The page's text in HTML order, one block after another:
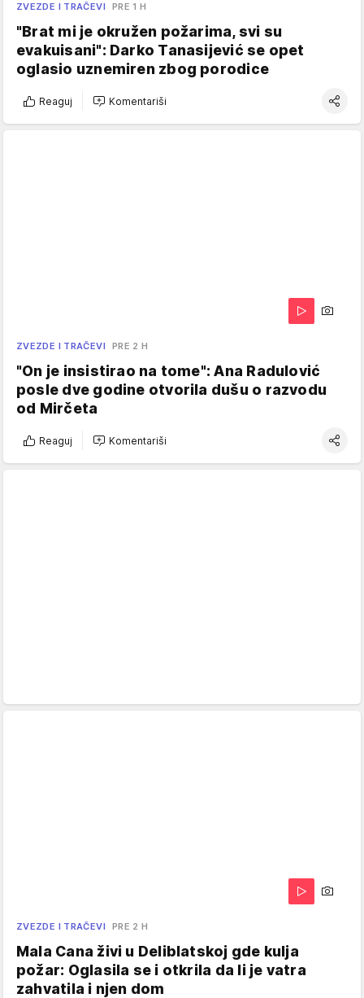
ZVEZDE I TRAČEVI PRE 1 H
"Brat mi je okružen požarima, svi su
evakuisani": Darko Tanasijević se opet
oglasio uznemiren zbog porodice
Reaguj Komentariši
ZVEZDE I TRAČEVI PRE 2 H
"On je insistirao na tome": Ana Radulović
posle dve godine otvorila dušu o razvodu
od Mirčeta
Reaguj Komentariši
ZVEZDE I TRAČEVI PRE 2 H
Mala Cana živi u Deliblatskoj gde kulja
požar: Oglasila se i otkrila da li je vatra
zahvatila i njen dom